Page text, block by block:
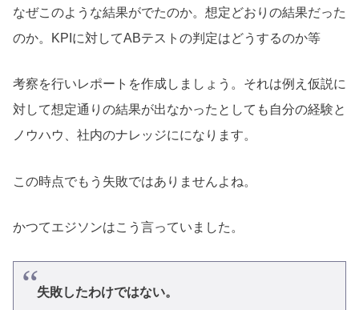
なぜこのような結果がでたのか。想定どおりの結果だった
のか。KPIに対してABテストの判定はどうするのか等
考察を行いレポートを作成しましょう。それは例え仮説に
対して想定通りの結果が出なかったとしても自分の経験と
ノウハウ、社内のナレッジにになります。
この時点でもう失敗ではありませんよね。
かつてエジソンはこう言っていました。
失敗したわけではない。